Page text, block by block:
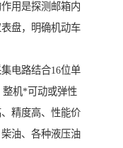
用是探测邮箱内
盘，明确机动车
电路结合16位单
整机*可动或弹性
精度高、性能价
油、各种液压油